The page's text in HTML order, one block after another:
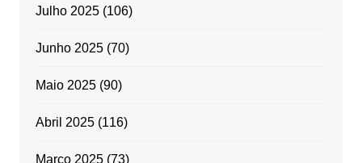
Julho 2025(106)
Junho 2025(70)
Maio 2025(90)
Abril 2025(116)
Março 2025(73)